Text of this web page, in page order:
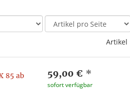
Artikel
85 ab
59,00 € *
sofort verfügbar